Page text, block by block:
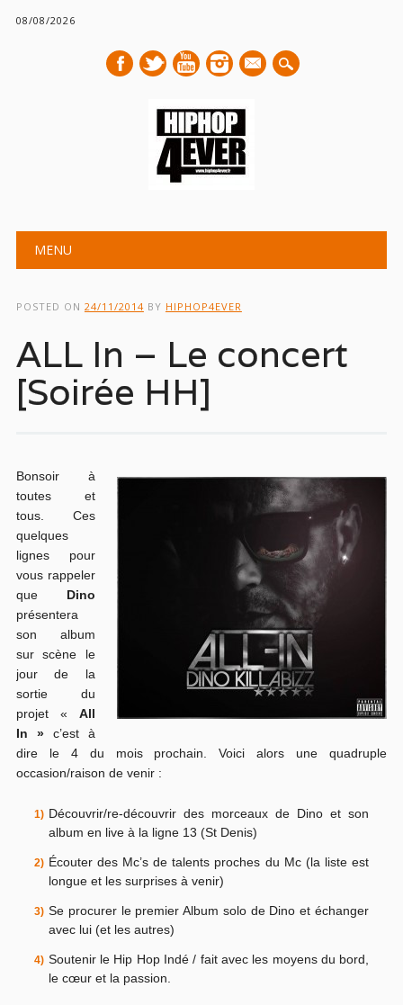
08/08/2026
mail
Main menu
MENU
POSTED ON 24/11/2014 BY HIPHOP4EVER
ALL In – Le concert
[Soirée HH]
Bonsoir à
toutes et
tous. Ces
quelques
lignes pour
vous rappeler
que Dino
présentera
son album
sur scène le
jour de la
sortie du
projet «All
In »c’est à
dire le 4 du mois prochain. Voici alors une quadruple
occasion/raison de venir :
Découvrir/re-découvrir des morceaux de Dino et son
album en live à la ligne 13 (St Denis)
Écouter des Mc’s de talents proches du Mc (la liste est
longue et les surprises à venir)
Se procurer le premier Album solo de Dino et échanger
avec lui (et les autres)
Soutenir le Hip Hop Indé / fait avec les moyens du bord,
le cœur et la passion.